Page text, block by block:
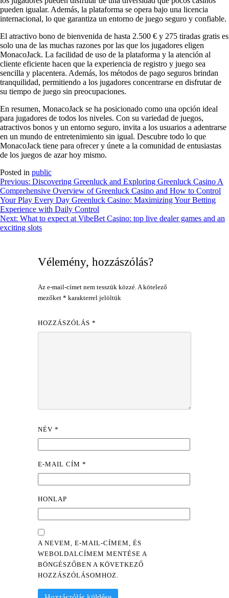
pueden igualar. Además, la plataforma se opera bajo una licencia
internacional, lo que garantiza un entorno de juego seguro y confiable.
El atractivo bono de bienvenida de hasta 2.500 € y 275 tiradas gratis es
solo una de las muchas razones por las que los jugadores eligen
MonacoJack. La facilidad de uso de la plataforma y la atención al
cliente eficiente hacen que la experiencia de registro y juego sea
sencilla y placentera. Además, los métodos de pago seguros brindan
tranquilidad, permitiendo a los jugadores concentrarse en disfrutar de
su tiempo de juego sin preocupaciones.
En resumen, MonacoJack se ha posicionado como una opción ideal
para jugadores de todos los niveles. Con su variedad de juegos,
atractivos bonos y un entorno seguro, invita a los usuarios a adentrarse
en un mundo de entretenimiento sin igual. Descubre todo lo que
MonacoJack tiene para ofrecer y únete a la comunidad de entusiastas
de los juegos de azar hoy mismo.
Posted in public
Bejegyzés
navigáció
Previous: Discovering Greenluck and Exploring Greenluck Casino A
Comprehensive Overview of Greenluck Casino and How to Control
Your Play Every Day Greenluck Casino: Maximizing Your Betting
Experience with Daily Control
Next: What to expect at VibeBet Casino: top live dealer games and an
exciting slots
Vélemény, hozzászólás?
Az e-mail-címet nem tesszük közzé.A kötelező
mezőket* karakterrel jelöltük
HOZZÁSZÓLÁS*
NÉV*
E-MAIL CÍM*
HONLAP
A NEVEM, E-MAIL-CÍMEM, ÉS
WEBOLDALCÍMEM MENTÉSE A
BÖNGÉSZŐBEN A KÖVETKEZŐ
HOZZÁSZÓLÁSOMHOZ.